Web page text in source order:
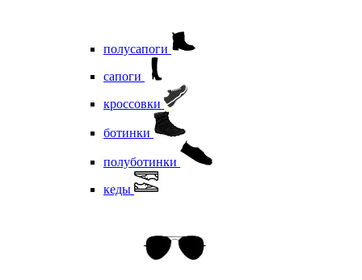
полусапоги
сапоги
кроссовки
ботинки
полуботинки
кеды